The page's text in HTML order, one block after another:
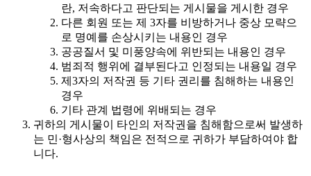
란, 저속하다고 판단되는 게시물을 게시한 경우
다른 회원 또는 제 3자를 비방하거나 중상 모략으
로 명예를 손상시키는 내용인 경우
공공질서 및 미풍양속에 위반되는 내용인 경우
범죄적 행위에 결부된다고 인정되는 내용일 경우
제3자의 저작권 등 기타 권리를 침해하는 내용인
경우
기타 관계 법령에 위배되는 경우
귀하의 게시물이 타인의 저작권을 침해함으로써 발생하
는 민·형사상의 책임은 전적으로 귀하가 부담하여야 합
니다.